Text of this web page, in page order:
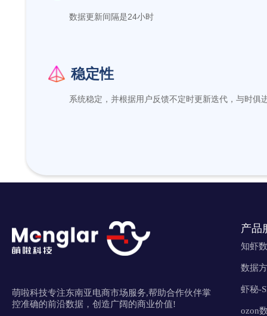
数据更新间隔是24小时
稳定性
系统稳定，并根据用户反馈不定时更新迭代，与时俱
萌啦科技专注东南亚电商市场服务,帮助合作伙伴掌
控准确的前沿数据，创造广阔的商业价值!
产品
知虾
数据
虾秘-
ozon